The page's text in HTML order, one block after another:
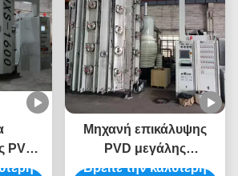
PVD
Μηχανή επικάλυψης
PVD μεγάλης
χωρητικότητας με βαρύ
Βρείτε την καλύτερη